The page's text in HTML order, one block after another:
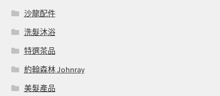
沙龍配件
洗髮沐浴
特選茶品
約翰森林 Johnray
美髮產品